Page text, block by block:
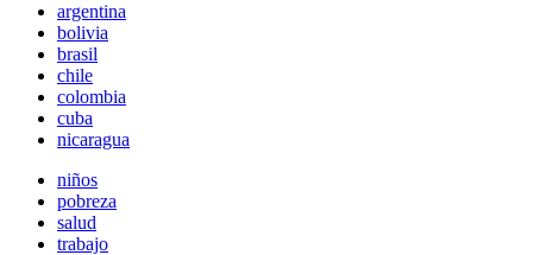
argentina
bolivia
brasil
chile
colombia
cuba
nicaragua
niños
pobreza
salud
trabajo